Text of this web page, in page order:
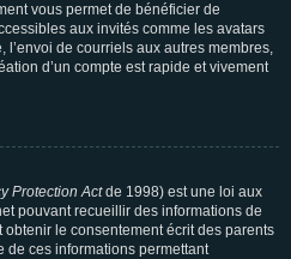
vous permet de bénéficier de
aux invités comme les avatars
de courriels aux autres membres,
d’un compte est rapide et vivement
Protection Actde 1998) est une loi aux
pouvant recueillir des informations de
le consentement écrit des parents
de ces informations permettant